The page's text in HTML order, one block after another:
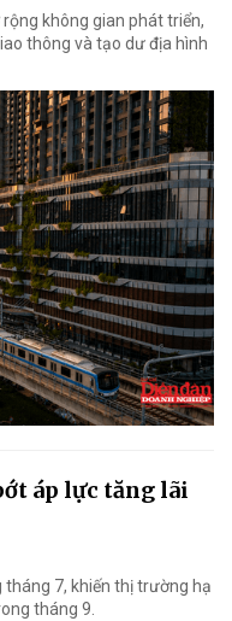
không gian phát triển,
thông và tạo dư địa hình
áp lực tăng lãi
7, khiến thị trường hạ
tháng 9.